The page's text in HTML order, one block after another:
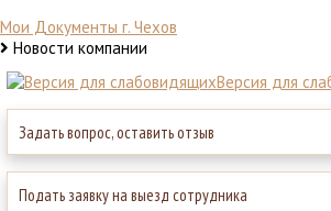
Мои Документы г. Чехов
Новости компании
Версия для
Задать вопрос, оставить отзыв
Подать заявку на выезд сотрудника